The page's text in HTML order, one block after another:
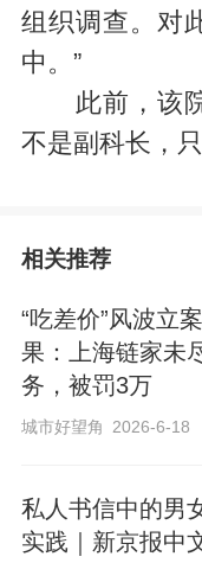
组织调查。对
中。”
此前，该院
不是副科长，
相关推荐
“吃差价”风波立
果：上海链家未
务，被罚3万
城市好望角 2026-6-18
私人书信中的男
实践｜新京报中